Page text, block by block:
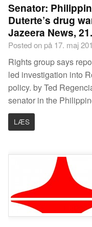
Senator:
Duterte’s drug
Jazeera News,
Posted on på 17. maj
Rights group says
led investigation into
policy. by Ted
senator in the
LÆS